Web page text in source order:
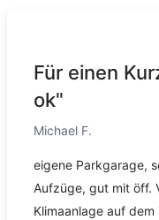
Für einen
ok"
Michael F.
eigene Parkgarage,
Aufzüge, gut mit öff.
Klimaanlage auf